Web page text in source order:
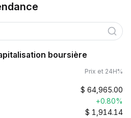
boursière
Prix et 24H%
$ 64,965.00
+0.80%
$ 1,914.14